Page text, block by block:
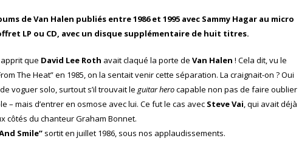
de Van Halen publiés entre 1986 et 1995 avec Sammy Hagar au micro
LP ou CD, avec un disque supplémentaire de huit titres.
que David Lee Roth avait claqué la porte de Van Halen ! Cela dit, vu le
The Heat” en 1985, on la sentait venir cette séparation. La craignait-on ? Oui
voguer solo, surtout s’il trouvait le guitar herocapable non pas de faire oublier
– mais d’entrer en osmose avec lui. Ce fut le cas avec Steve Vai, qui avait déjà
côtés du chanteur Graham Bonnet.
Smile” sortit en juillet 1986, sous nos applaudissements.